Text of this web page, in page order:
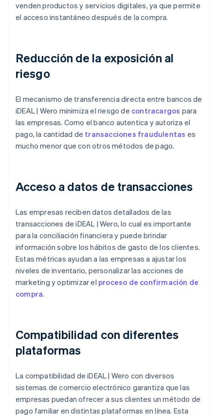
venden productos y servicios digitales, ya que permite
el acceso instantáneo después de la compra.
Reducción de la exposición al
riesgo
El mecanismo de transferencia directa entre bancos de
iDEAL | Wero minimiza el riesgo de contracargos para
las empresas. Como el banco autentica y autoriza el
pago, la cantidad de transacciones fraudulentas es
mucho menor que con otros métodos de pago.
Acceso a datos de transacciones
Las empresas reciben datos detallados de las
transacciones de iDEAL | Wero, lo cual es importante
para la conciliación financiera y puede brindar
información sobre los hábitos de gasto de los clientes.
Estas métricas ayudan a las empresas a ajustar los
niveles de inventario, personalizar las acciones de
marketing y optimizar el proceso de confirmación de
compra.
Compatibilidad con diferentes
plataformas
La compatibilidad de iDEAL | Wero con diversos
sistemas de comercio electrónico garantiza que las
empresas puedan ofrecer a sus clientes un método de
pago familiar en distintas plataformas en línea. Esta